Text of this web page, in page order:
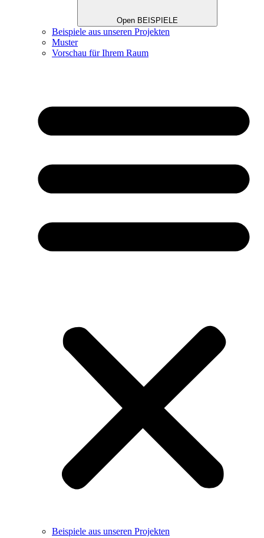
Open BEISPIELE
Beispiele aus unseren Projekten
Muster
Vorschau für Ihrem Raum
Beispiele aus unseren Projekten